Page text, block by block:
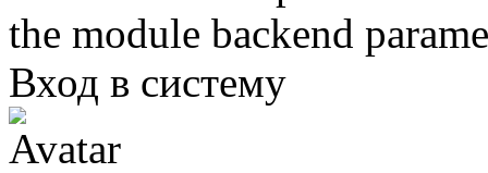
the module backend
Вход в систему